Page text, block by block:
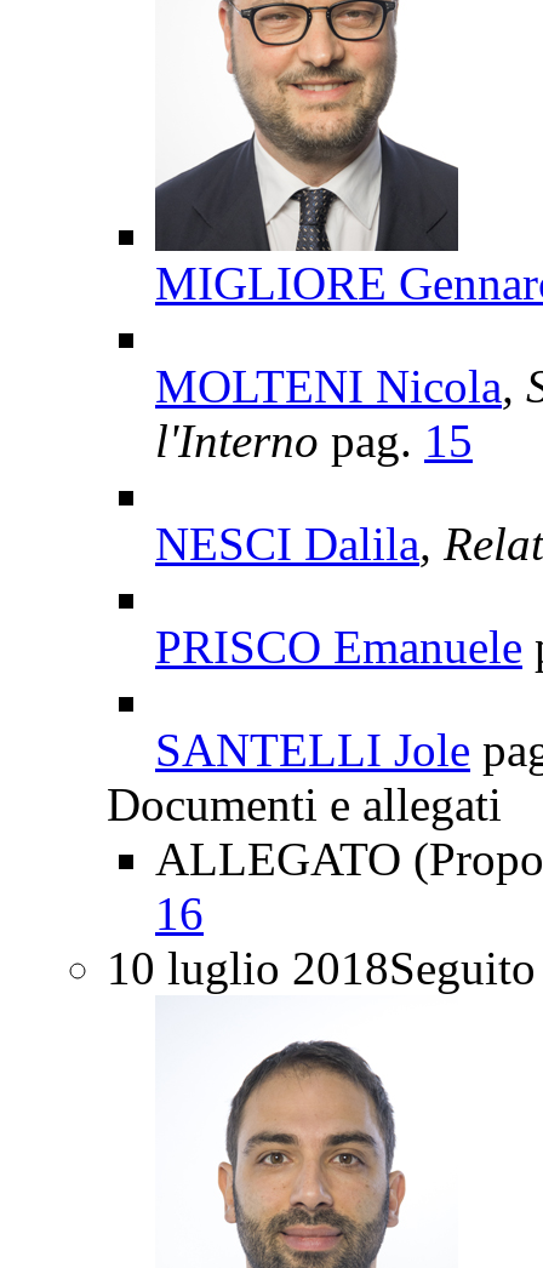
MIGLIORE
MOLTENI Nicola,
l'Interno pag. 15
NESCI Dalila,
PRISCO Emanuele
SANTELLI Jole
Documenti e allegati
ALLEGATO
16
10 luglio 2018